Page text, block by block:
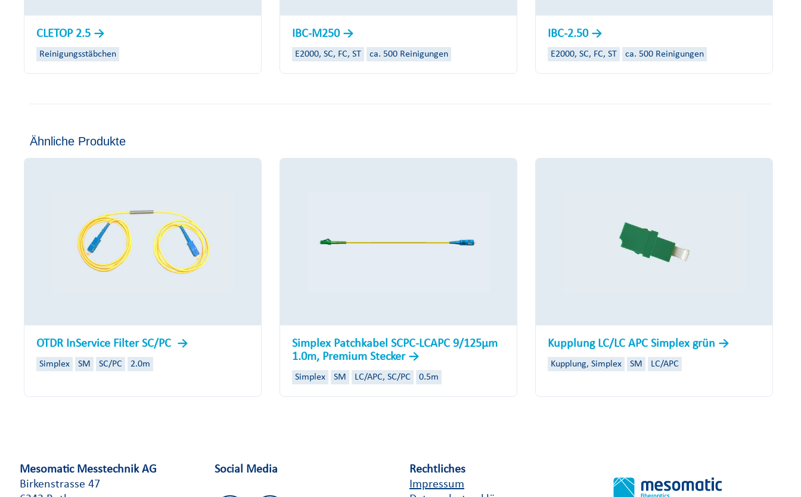
CLETOP 2.5
Reinigungsstäbchen
IBC-M250
E2000, SC, FC, ST ca. 500 Reinigungen
IBC-2.50
E2000, SC, FC, ST ca. 500 Reinigungen
Ähnliche Produkte
OTDR InService Filter SC/PC
Simplex SM SC/PC 2.0m
Simplex Patchkabel SCPC-LCAPC 9/125µm
1.0m, Premium Stecker
Simplex SM LC/APC, SC/PC 0.5m
Kupplung LC/LC APC Simplex grün
Kupplung, Simplex SM LC/APC
Mesomatic Messtechnik AG
Birkenstrasse 47
Social Media
Rechtliches
Impressum